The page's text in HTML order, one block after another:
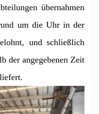
übernahmen
um die Uhr in der
und schließlich
der angegebenen Zeit